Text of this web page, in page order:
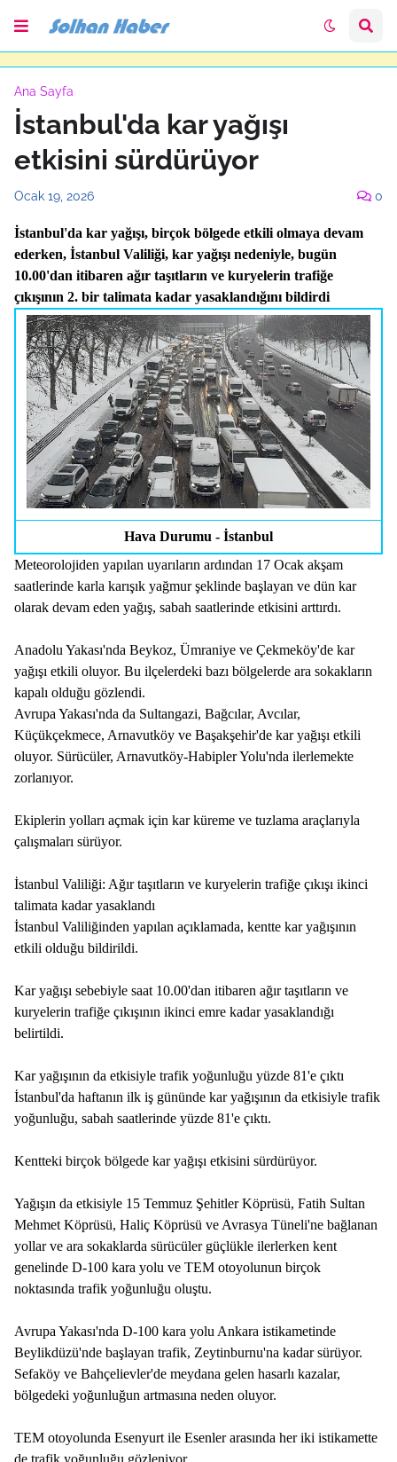
Ana Sayfa
İstanbul'da kar yağışı
etkisini sürdürüyor
Ocak 19, 2026 0
İstanbul'da kar yağışı, birçok bölgede etkili olmaya devam
ederken, İstanbul Valiliği, kar yağışı nedeniyle, bugün
10.00'dan itibaren ağır taşıtların ve kuryelerin trafiğe
çıkışının 2. bir talimata kadar yasaklandığını bildirdi
Hava Durumu - İstanbul
Meteorolojiden yapılan uyarıların ardından 17 Ocak akşam
saatlerinde karla karışık yağmur şeklinde başlayan ve dün kar
olarak devam eden yağış, sabah saatlerinde etkisini arttırdı.
Anadolu Yakası'nda Beykoz, Ümraniye ve Çekmeköy'de kar
yağışı etkili oluyor. Bu ilçelerdeki bazı bölgelerde ara sokakların
kapalı olduğu gözlendi.
Avrupa Yakası'nda da Sultangazi, Bağcılar, Avcılar,
Küçükçekmece, Arnavutköy ve Başakşehir'de kar yağışı etkili
oluyor. Sürücüler, Arnavutköy-Habipler Yolu'nda ilerlemekte
zorlanıyor.
Ekiplerin yolları açmak için kar küreme ve tuzlama araçlarıyla
çalışmaları sürüyor.
İstanbul Valiliği: Ağır taşıtların ve kuryelerin trafiğe çıkışı ikinci
talimata kadar yasaklandı
İstanbul Valiliğinden yapılan açıklamada, kentte kar yağışının
etkili olduğu bildirildi.
Kar yağışı sebebiyle saat 10.00'dan itibaren ağır taşıtların ve
kuryelerin trafiğe çıkışının ikinci emre kadar yasaklandığı
belirtildi.
Kar yağışının da etkisiyle trafik yoğunluğu yüzde 81'e çıktı
İstanbul'da haftanın ilk iş gününde kar yağışının da etkisiyle trafik
yoğunluğu, sabah saatlerinde yüzde 81'e çıktı.
Kentteki birçok bölgede kar yağışı etkisini sürdürüyor.
Yağışın da etkisiyle 15 Temmuz Şehitler Köprüsü, Fatih Sultan
Mehmet Köprüsü, Haliç Köprüsü ve Avrasya Tüneli'ne bağlanan
yollar ve ara sokaklarda sürücüler güçlükle ilerlerken kent
genelinde D-100 kara yolu ve TEM otoyolunun birçok
noktasında trafik yoğunluğu oluştu.
Avrupa Yakası'nda D-100 kara yolu Ankara istikametinde
Beylikdüzü'nde başlayan trafik, Zeytinburnu'na kadar sürüyor.
Sefaköy ve Bahçelievler'de meydana gelen hasarlı kazalar,
bölgedeki yoğunluğun artmasına neden oluyor.
TEM otoyolunda Esenyurt ile Esenler arasında her iki istikamette
de trafik yoğunluğu gözleniyor.